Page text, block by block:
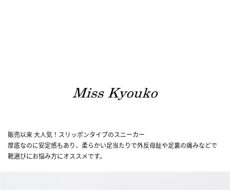
販売以来 大人気！スリッポンタイプのスニーカー
厚底なのに安定感もあり、柔らかい足当たりで外反母趾や足裏の痛みなどで
靴選びにお悩み方にオススメです。